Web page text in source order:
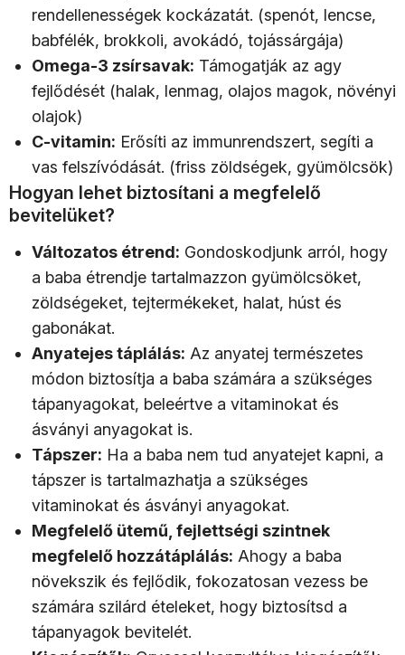
rendellenességek kockázatát. (spenót, lencse,
babfélék, brokkoli, avokádó, tojássárgája)
Omega-3 zsírsavak: Támogatják az agy
fejlődését (halak, lenmag, olajos magok, növényi
olajok)
C-vitamin: Erősíti az immunrendszert, segíti a
vas felszívódását. (friss zöldségek, gyümölcsök)
Hogyan lehet biztosítani a megfelelő
bevitelüket?
Változatos étrend: Gondoskodjunk arról, hogy
a baba étrendje tartalmazzon gyümölcsöket,
zöldségeket, tejtermékeket, halat, húst és
gabonákat.
Anyatejes táplálás: Az anyatej természetes
módon biztosítja a baba számára a szükséges
tápanyagokat, beleértve a vitaminokat és
ásványi anyagokat is.
Tápszer: Ha a baba nem tud anyatejet kapni, a
tápszer is tartalmazhatja a szükséges
vitaminokat és ásványi anyagokat.
Megfelelő ütemű, fejlettségi szintnek
megfelelő hozzátáplálás: Ahogy a baba
növekszik és fejlődik, fokozatosan vezess be
számára szilárd ételeket, hogy biztosítsd a
tápanyagok bevitelét.